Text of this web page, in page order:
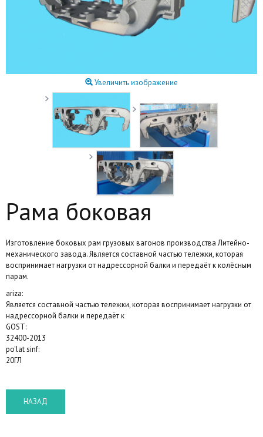
Увеличить изображение
Рама боковая
Изготовление боковых рам грузовых вагонов производства Литейно-
механического завода. Является составной частью тележки, которая
воспринимает нагрузки от надрессорной балки и передаёт к колёсным
парам.
ariza:
Является составной частью тележки, которая воспринимает нагрузки от
надрессорной балки и передаёт к
GOST:
32400-2013
po'lat sinf:
20ГЛ